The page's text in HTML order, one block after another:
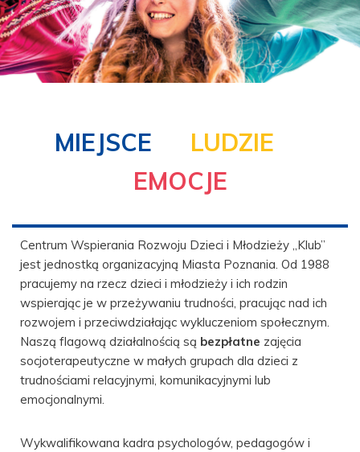
MIEJSCE
LUDZIE
EMOCJE
Centrum Wspierania Rozwoju Dzieci i Młodzieży „Klub”
jest jednostką organizacyjną Miasta Poznania. Od 1988
pracujemy na rzecz dzieci i młodzieży i ich rodzin
wspierając je w przeżywaniu trudności, pracując nad ich
rozwojem i przeciwdziałając wykluczeniom społecznym.
Naszą flagową działalnością są bezpłatne zajęcia
socjoterapeutyczne w małych grupach dla dzieci z
trudnościami relacyjnymi, komunikacyjnymi lub
emocjonalnymi.
Wykwalifikowana kadra psychologów, pedagogów i